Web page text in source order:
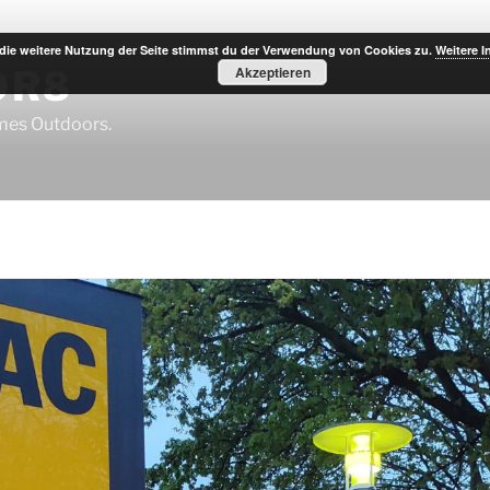
Outdoors.
weitere Nutzung der Seite stimmst du der Verwendung von Cookies zu. Weitere
Akzeptieren